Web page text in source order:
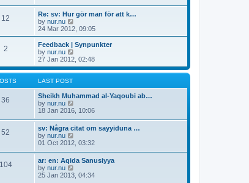
o
s
e
s
p
o
s
t
e
l
t
e
s
p
o
s
12
Re: sv: Hur gör man för att k…
by nur.nu
i
e
w
h
e
l
t
e
t
p
o
s
24 Mar 2012, 09:05
2
Feedback | Synpunkter
by nur.nu
i
e
w
h
e
a
e
s
p
o
s
27 Jan 2012, 02:48
LAST POST
36
Sheikh Muhammad al-Yaqoubi ab…
by nur.nu
i
w
t
e
l
a
e
18 Jan 2016, 10:06
52
sv: Några citat om sayyiduna …
by nur.nu
i
w
t
e
01 Oct 2012, 03:32
104
ar: en: Aqida Sanusiyya
by nur.nu
i
25 Jan 2013, 04:34